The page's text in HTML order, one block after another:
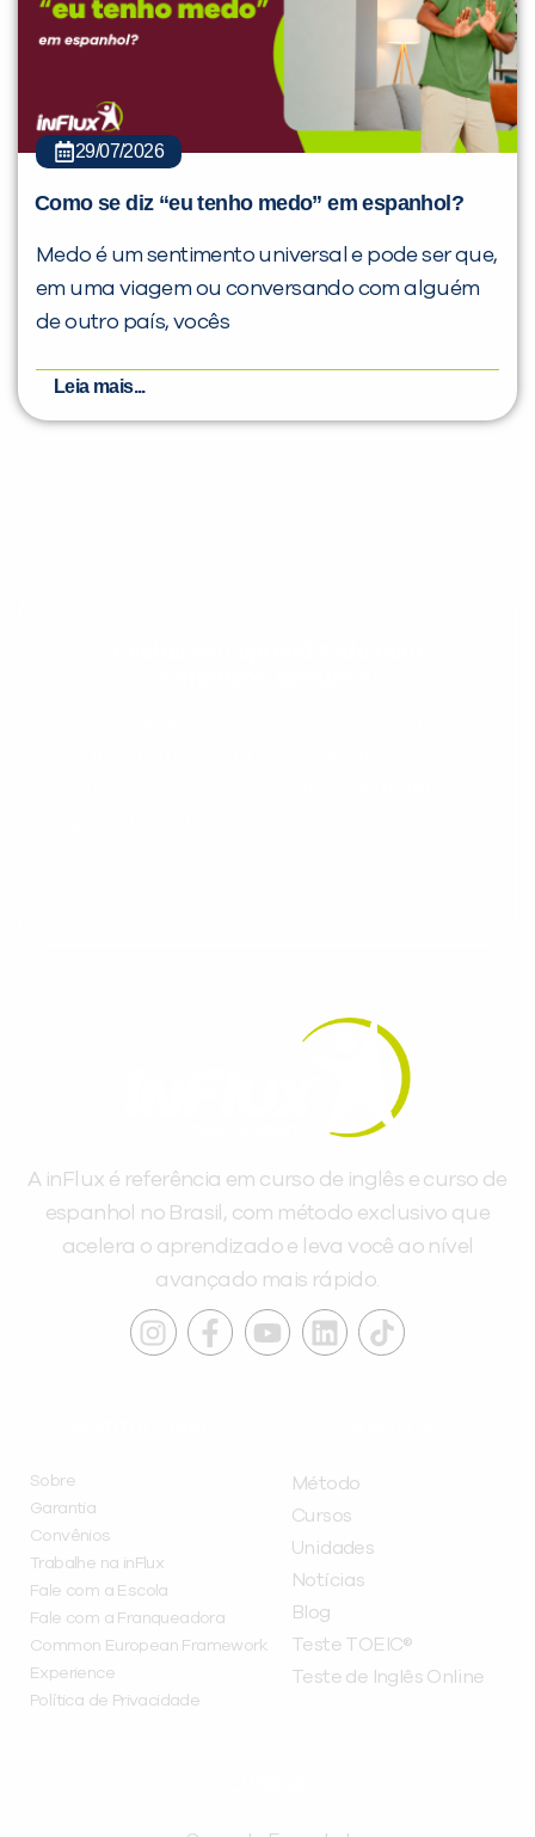
29/07/2026
Como se diz “eu tenho medo” em espanhol?
Medo é um sentimento universal e pode ser que,
em uma viagem ou conversando com alguém
de outro país, vocês
Leia mais...
A inFlux é referência em curso de inglês e curso de
espanhol no Brasil, com método exclusivo que
acelera o aprendizado e leva você ao nível
avançado mais rápido.
Sobre
Garantia
Convênios
Trabalhe na inFlux
Fale com a Escola
Fale com a Franqueadora
Common European Framework
Experience
Política de Privacidade
Método
Cursos
Unidades
Notícias
Blog
Teste TOEIC®
Teste de Inglês Online